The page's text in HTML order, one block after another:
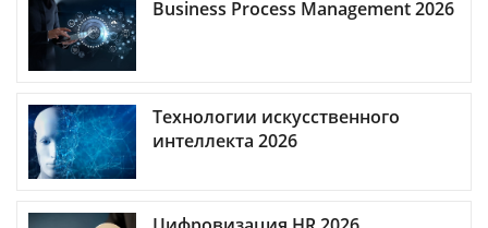
Business Process Management 2026
Технологии искусственного
интеллекта 2026